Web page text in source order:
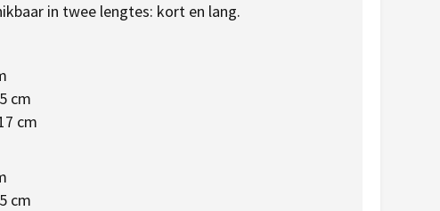
in twee lengtes: kort en lang.
cm
cm
cm